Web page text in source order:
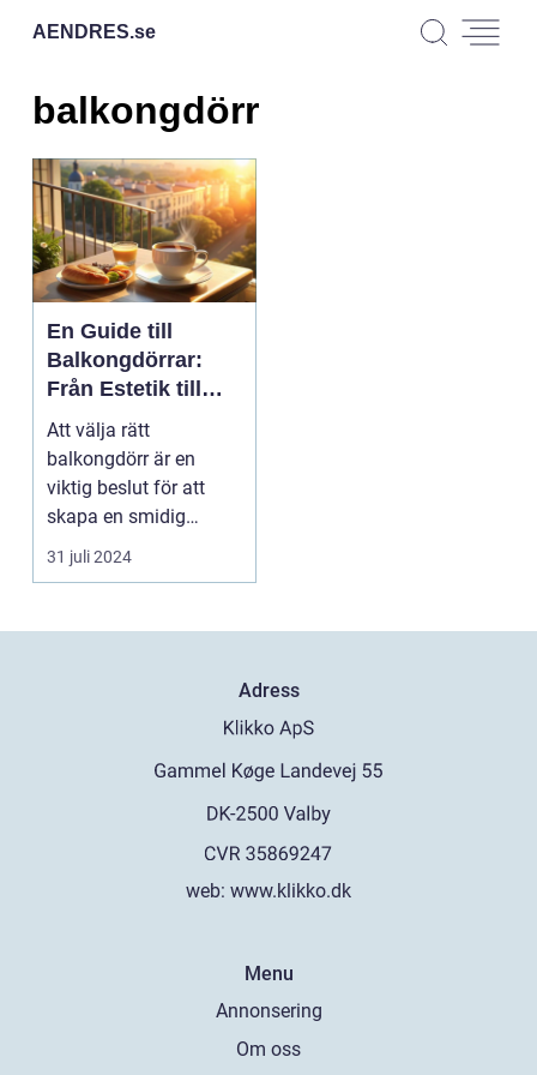
AENDRES.se
balkongdörr
En Guide till
Balkongdörrar:
Från Estetik till
Funktion
Att välja rätt
balkongdörr är en
viktig beslut för att
skapa en smidig
&oum...
31 juli 2024
Adress
web: www.klikko.dk
Menu
Annonsering
Om oss